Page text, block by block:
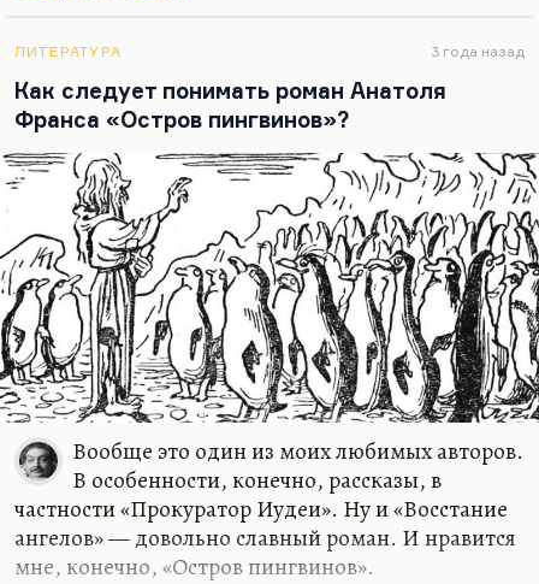
ЛИТЕРАТУРА 3 года назад
Как следует понимать роман Анатоля
Франса «Остров пингвинов»?
Вообще это один из моих любимых авторов.
В особенности, конечно, рассказы, в
частности «Прокуратор Иудеи». Ну и «Восстание
ангелов» — довольно славный роман. И нравится
мне, конечно, «Остров пингвинов».